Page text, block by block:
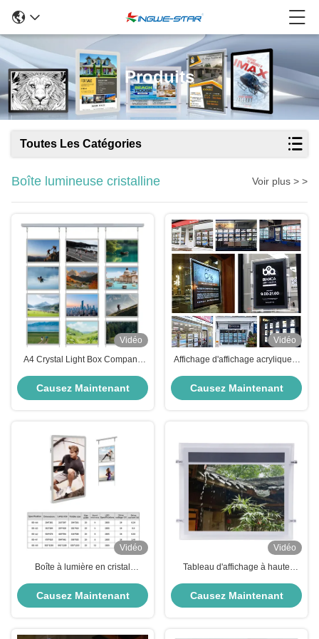
Produits
Toutes Les Catégories
Boîte lumineuse cristalline Voir plus > >
Vidéo
A4 Crystal Light Box Company
boîte à lumière publicitaire
Causez Maintenant
Vidéo
Affichage d'affichage acrylique à
de lumière publicitaire en cristal
mince
Causez Maintenant
Vidéo
Boîte à lumière en cristal
KWS-AP-20 rétroéclairée A4
5.76W
Causez Maintenant
Vidéo
Tableau d'affichage à haute
lumineuse A4 cristalline avec
écran
Causez Maintenant